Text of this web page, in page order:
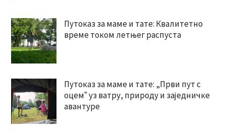
Путоказ за маме и тате: Квалитетно
време током летњег распуста
Путоказ за маме и тате: „Први пут с
оцемˮ уз ватру, природу и заједничке
авантуре